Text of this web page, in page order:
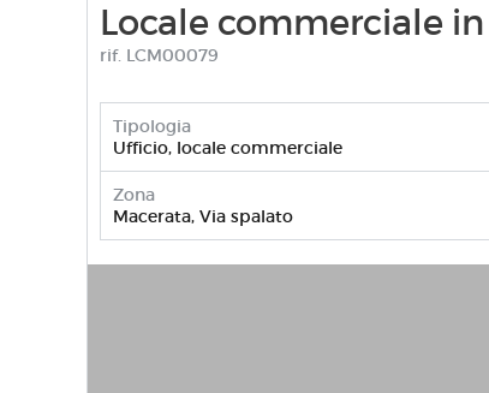
Locale commerciale
rif. LCM00079
Tipologia
Ufficio, locale commerciale
Zona
Macerata, Via spalato